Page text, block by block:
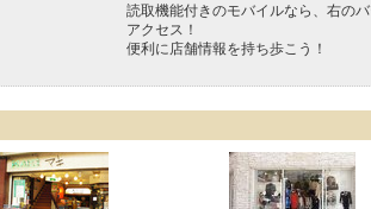
読取機能付きのモバイルなら、右の
アクセス！
便利に店舗情報を持ち歩こう！